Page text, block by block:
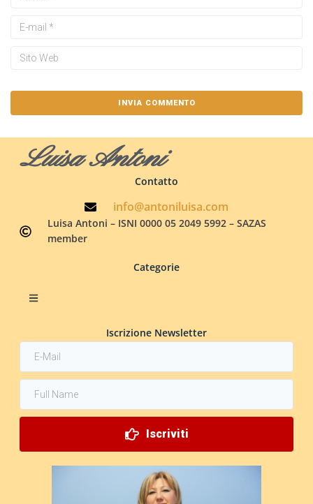
Luisa Antoni
Contatto
info@antoniluisa.com
Luisa Antoni – ISNI 0000 05 2049 5992 – SAZAS
member
Categorie
Iscrizione Newsletter
Iscriviti